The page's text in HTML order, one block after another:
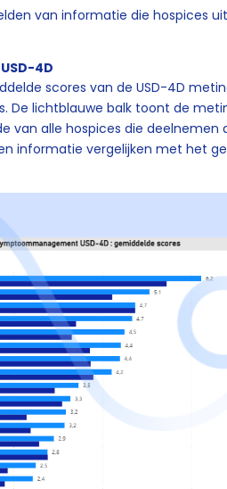
van informatie die hospices
4D
scores van de USD-4D
De lichtblauwe balk toont de
van alle hospices die deelnemen
informatie vergelijken met het